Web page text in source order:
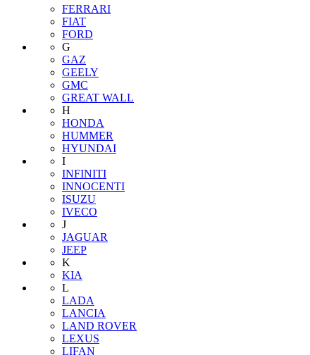
FERRARI
FIAT
FORD
G
GAZ
GEELY
GMC
GREAT WALL
H
HONDA
HUMMER
HYUNDAI
I
INFINITI
INNOCENTI
ISUZU
IVECO
J
JAGUAR
JEEP
K
KIA
L
LADA
LANCIA
LAND ROVER
LEXUS
LIFAN